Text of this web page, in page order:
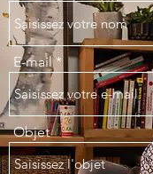
E-mail
Objet